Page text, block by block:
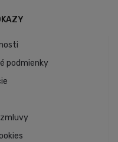
podmienky